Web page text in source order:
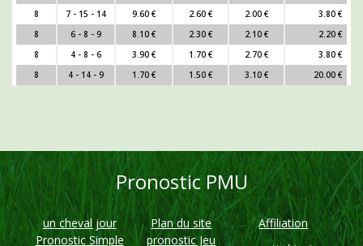
8
7 - 15 - 14 9.60 € 2.60 € 2.00 €
3.80 €
8
6 - 8 - 9 8.10 € 2.30 € 2.10 €
2.20 €
8
4 - 8 - 6 3.90 € 1.70 € 2.70 €
3.80 €
8
4 - 14 - 9 1.70 € 1.50 € 3.10 € 20.00 €
Pronostic PMU
un cheval jour Plan du site
Affiliation
Pronostic Simple
pronostic Jeu